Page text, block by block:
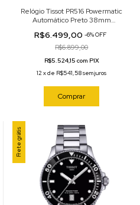
Relógio Tissot PR516 Powermatic
Automático Preto 38mm
R$6.499,00-6%OFF
R$6.899,00
R$5.524,15 com PIX
12 xde R$541,58sem juros
Comprar
Frete grátis